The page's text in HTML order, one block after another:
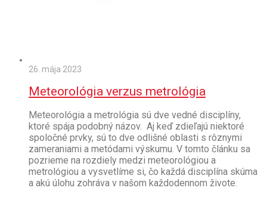
26. mája 2023
Meteorológia verzus metrológia
Meteorológia a metrológia sú dve vedné disciplíny,
ktoré spája podobný názov. Aj keď zdieľajú niektoré
spoločné prvky, sú to dve odlišné oblasti s rôznymi
zameraniami a metódami výskumu. V tomto článku sa
pozrieme na rozdiely medzi meteorológiou a
metrológiou a vysvetlíme si, čo každá disciplína skúma
a akú úlohu zohráva v našom každodennom živote.